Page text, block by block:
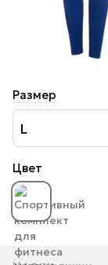
Размер
L
Цвет